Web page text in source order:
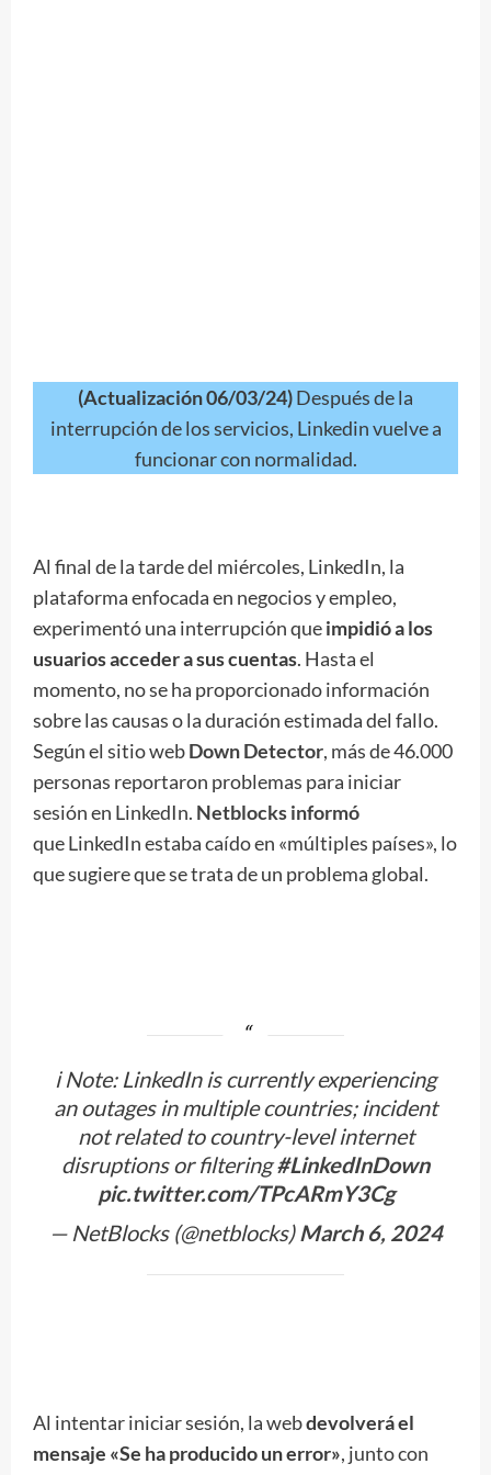
(Actualización 06/03/24)Después de la
interrupción de los servicios, Linkedin vuelve a
funcionar con normalidad.
Al final de la tarde del miércoles, LinkedIn, la
plataforma enfocada en negocios y empleo,
experimentó una interrupción queimpidió a los
usuarios acceder a sus cuentas. Hasta el
momento, no se ha proporcionado información
sobre las causas o la duración estimada del fallo.
Según el sitio webDown Detector, más de 46.000
personas reportaron problemas para iniciar
sesión en LinkedIn. Netblocks informó
que LinkedIn estaba caído en «múltiples países», lo
que sugiere que se trata de un problema global.
ℹ️ Note: LinkedIn is currently experiencing
an outages in multiple countries; incident
not related to country-level internet
disruptions or filtering#LinkedInDown
pic.twitter.com/TPcARmY3Cg
— NetBlocks (@netblocks) March 6, 2024
Al intentar iniciar sesión, la webdevolverá el
mensaje «Se ha producido un error», junto con